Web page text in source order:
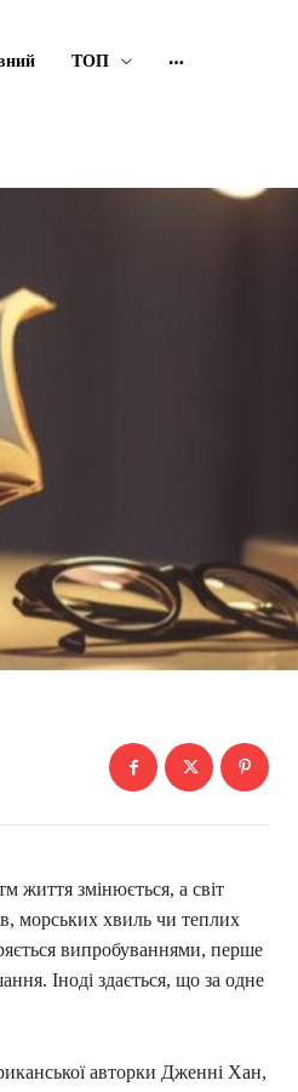
ТОП
життя змінюється, а світ
морських хвиль чи теплих
випробуваннями, перше
Іноді здається, що за одне
авторки Дженні Хан,